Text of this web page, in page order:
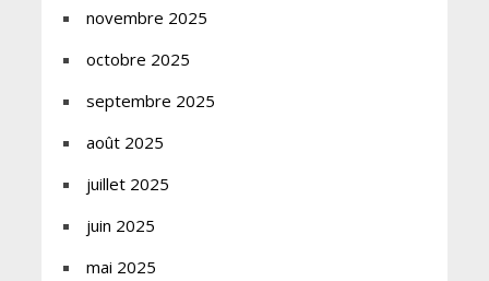
novembre 2025
octobre 2025
septembre 2025
août 2025
juillet 2025
juin 2025
mai 2025